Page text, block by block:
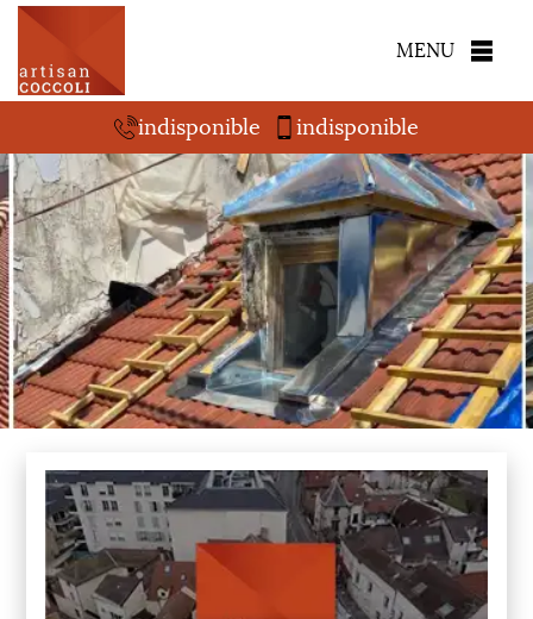
MENU
indisponible indisponible